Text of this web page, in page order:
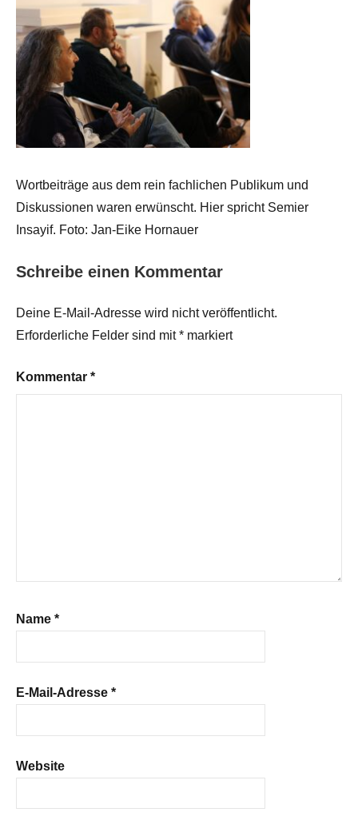
Wortbeiträge aus dem rein fachlichen Publikum und
Diskussionen waren erwünscht. Hier spricht Semier
Insayif. Foto: Jan-Eike Hornauer
Schreibe einen Kommentar
Deine E-Mail-Adresse wird nicht veröffentlicht.
Erforderliche Felder sind mit* markiert
Kommentar *
Name *
E-Mail-Adresse *
Website